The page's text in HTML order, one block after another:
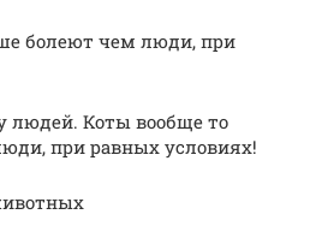
болеют чем люди, при
людей. Коты вообще то
при равных условиях!